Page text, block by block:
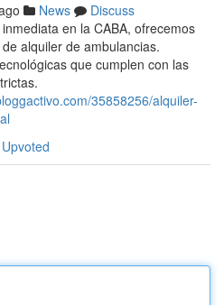
News
Discuss
en la CABA, ofrecemos
alquiler de ambulancias.
que cumplen con las
35858256/alquiler-